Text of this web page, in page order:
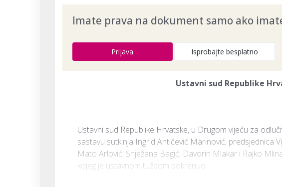
Imate prava na dokument samo ako
Prijava Isprobajte besplatno
Ustavni sud Republike
Ustavni sud Republike Hrvatske, u Drugom vijeću za
sastavu sutkinja Ingrid Antičević Marinović, predsjednica
Mato Arlović, Snježana Bagić, Davorin Mlakar i Rajko
kojeg je ustavnom tužbom pokrenuo